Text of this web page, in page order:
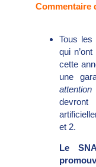
Commentaire
Tous les
qui
cette
une
et 2.
Le